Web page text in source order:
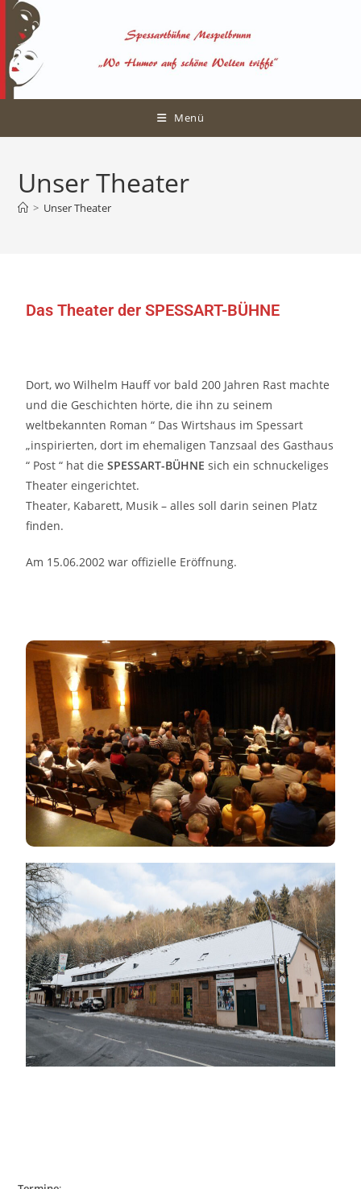
Menü
Unser Theater
> Unser Theater
Das Theater der SPESSART-BÜHNE
Dort, wo Wilhelm Hauff vor bald 200 Jahren Rast machte
und die Geschichten hörte, die ihn zu seinem
weltbekannten Roman “ Das Wirtshaus im Spessart
„inspirierten, dort im ehemaligen Tanzsaal des Gasthaus
“ Post “ hat dieSPESSART-BÜHNE sich ein schnuckeliges
Theater eingerichtet.
Theater, Kabarett, Musik – alles soll darin seinen Platz
finden.
Am 15.06.2002 war offizielle Eröffnung.